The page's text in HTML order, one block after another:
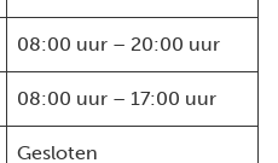
08:00 uur – 20:00 uur
08:00 uur – 17:00 uur
Gesloten